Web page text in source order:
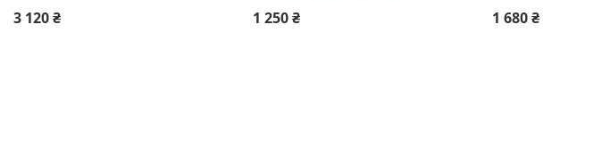
3 120 ₴ 1 250 ₴ 1 680 ₴
+380 (63) 921-99-33